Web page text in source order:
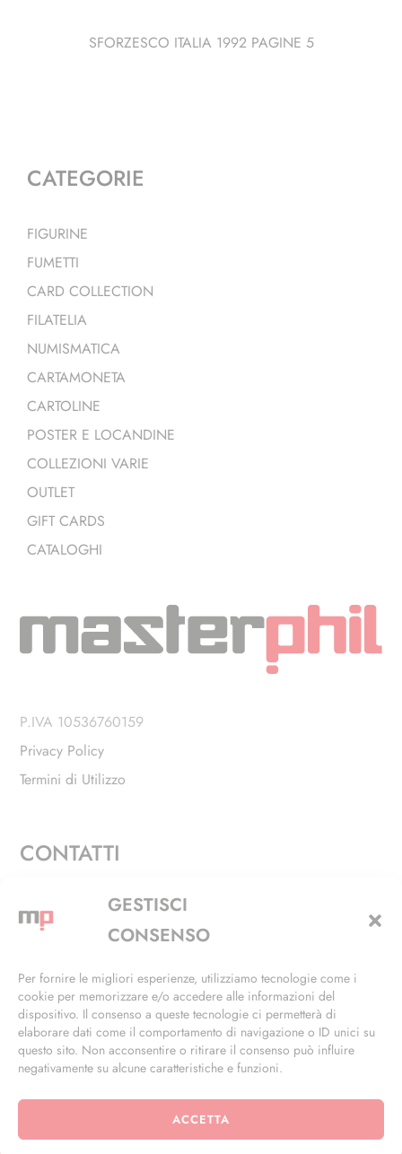
GESTISCI
CONSENSO
Per fornire le migliori esperienze, utilizziamo tecnologie come i
cookie per memorizzare e/o accedere alle informazioni del
dispositivo. Il consenso a queste tecnologie ci permetterà di
elaborare dati come il comportamento di navigazione o ID unici su
questo sito. Non acconsentire o ritirare il consenso può influire
negativamente su alcune caratteristiche e funzioni.
ACCETTA
SFORZESCO ITALIA 1992 PAGINE 5
CATEGORIE
FIGURINE
FUMETTI
CARD COLLECTION
FILATELIA
NUMISMATICA
CARTAMONETA
CARTOLINE
POSTER E LOCANDINE
COLLEZIONI VARIE
OUTLET
GIFT CARDS
CATALOGHI
P.IVA 10536760159
Privacy Policy
Termini di Utilizzo
CONTATTI
Via Alfieri, 27 - Trezzano Sul Naviglio (MI)
+39 02 4846 3155
info@masterphil.it